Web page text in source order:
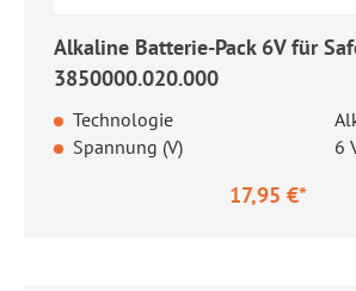
Alkaline Batterie-Pack 6V für
3850000.020.000
Technologie
Spannung (V)
6
17,95 €*